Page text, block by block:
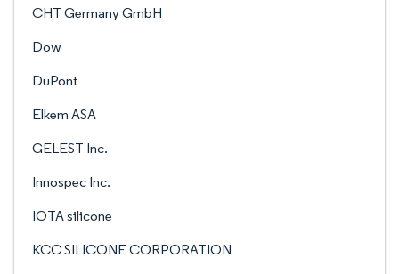
CHT Germany GmbH
Dow
DuPont
Elkem ASA
GELEST Inc.
Innospec Inc.
IOTA silicone
KCC SILICONE CORPORATION